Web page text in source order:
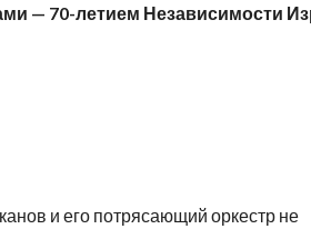
— 70-летием Независимости
и его потрясающий оркестр не